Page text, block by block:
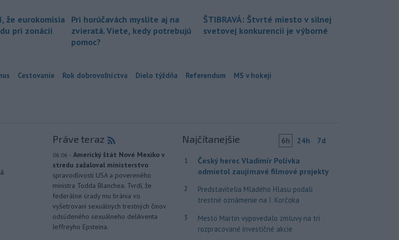
že eurokomisia
pri zonácii
Pri horúčavách myslite aj na
zvieratá. Viete, kedy potrebujú
pomoc?
ŠTIBRAVÁ: Štvrté miesto v silnej
svetovej konkurencii je výborné
Cestovanie Rok dobrovoľníctva Dielo týždňa Referendum MS v hokeji
Práve teraz
06:06 - Americký štát Nové Mexiko v
stredu zažaloval ministerstvo
spravodlivosti USA a povereného
ministra Todda Blanchea. Tvrdí, že
federálne úrady mu bránia vo
vyšetrovaní sexuálnych trestných činov
odsúdeného sexuálneho delikventa
Jeffreyho Epsteina.
Najčítanejšie 6h 24h 7d
1
Český herec Vladimír Polívka
odmietol zaujímavé filmové projekty
2
Predstavitelia Mladého Hlasu podali
trestné oznámenie na I. Korčoka
3
Mesto Martin vypovedalo zmluvy na tri
rozpracované investičné akcie